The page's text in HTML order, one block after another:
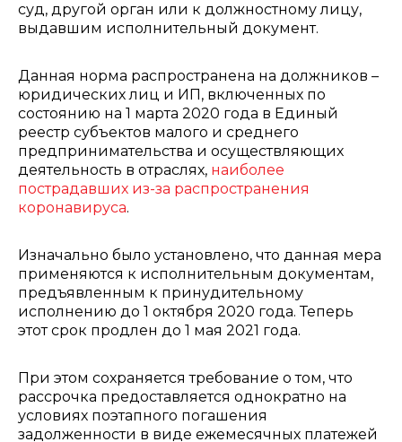
суд, другой орган или к должностному лицу,
выдавшим исполнительный документ.
Данная норма распространена на должников –
юридических лиц и ИП, включенных по
состоянию на 1 марта 2020 года в Единый
реестр субъектов малого и среднего
предпринимательства и осуществляющих
деятельность в отраслях, наиболее
пострадавших из-за распространения
коронавируса.
Изначально было установлено, что данная мера
применяются к исполнительным документам,
предъявленным к принудительному
исполнению до 1 октября 2020 года. Теперь
этот срок продлен до 1 мая 2021 года.
При этом сохраняется требование о том, что
рассрочка предоставляется однократно на
условиях поэтапного погашения
задолженности в виде ежемесячных платежей